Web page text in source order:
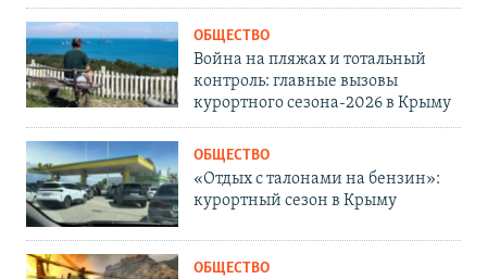
ОБЩЕСТВО
Война на пляжах и тотальный
контроль: главные вызовы
курортного сезона-2026 в Крыму
ОБЩЕСТВО
«Отдых с талонами на бензин»:
курортный сезон в Крыму
ОБЩЕСТВО